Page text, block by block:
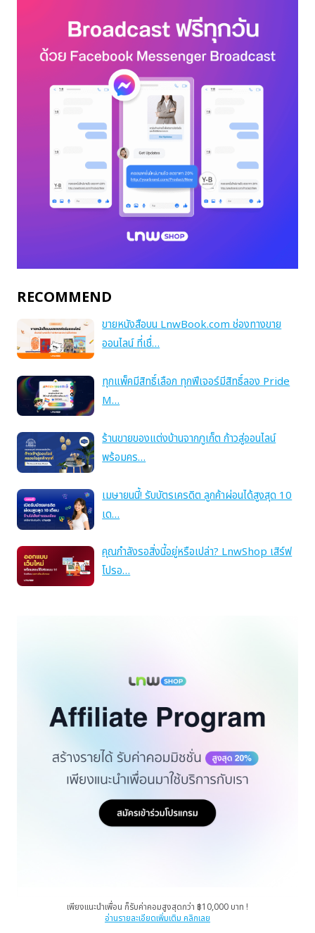
RECOMMEND
ขายหนังสือบน LnwBook.com ช่องทางขาย
ออนไลน์ ที่เชื่…
ทุกแพ็คมีสิทธิ์เลือก ทุกฟีเจอร์มีสิทธิ์ลอง Pride
M…
ร้านขายของแต่งบ้านจากภูเก็ต ก้าวสู่ออนไลน์
พร้อมคร…
เมษายนนี้! รับบัตรเครดิต ลูกค้าผ่อนได้สูงสุด 10
เด…
คุณกำลังรอสิ่งนี้อยู่หรือเปล่า? LnwShop เสิร์ฟ
โปรอ…
เพียงแนะนำเพื่อน ก็รับค่าคอมสูงสุดกว่า ฿10,000 บาท !
อ่านรายละเอียดเพิ่มเติม คลิกเลย